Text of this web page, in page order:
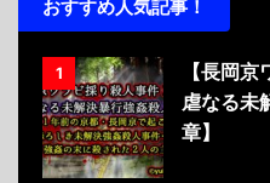
おすすめ人気記事！
1
【長岡
虐なる未
章】